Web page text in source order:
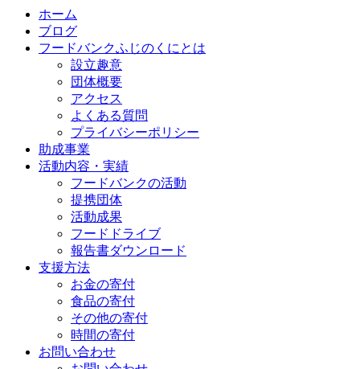
ホーム
ブログ
フードバンクふじのくにとは
設立趣意
団体概要
アクセス
よくある質問
プライバシーポリシー
助成事業
活動内容・実績
フードバンクの活動
提携団体
活動成果
フードドライブ
報告書ダウンロード
支援方法
お金の寄付
食品の寄付
その他の寄付
時間の寄付
お問い合わせ